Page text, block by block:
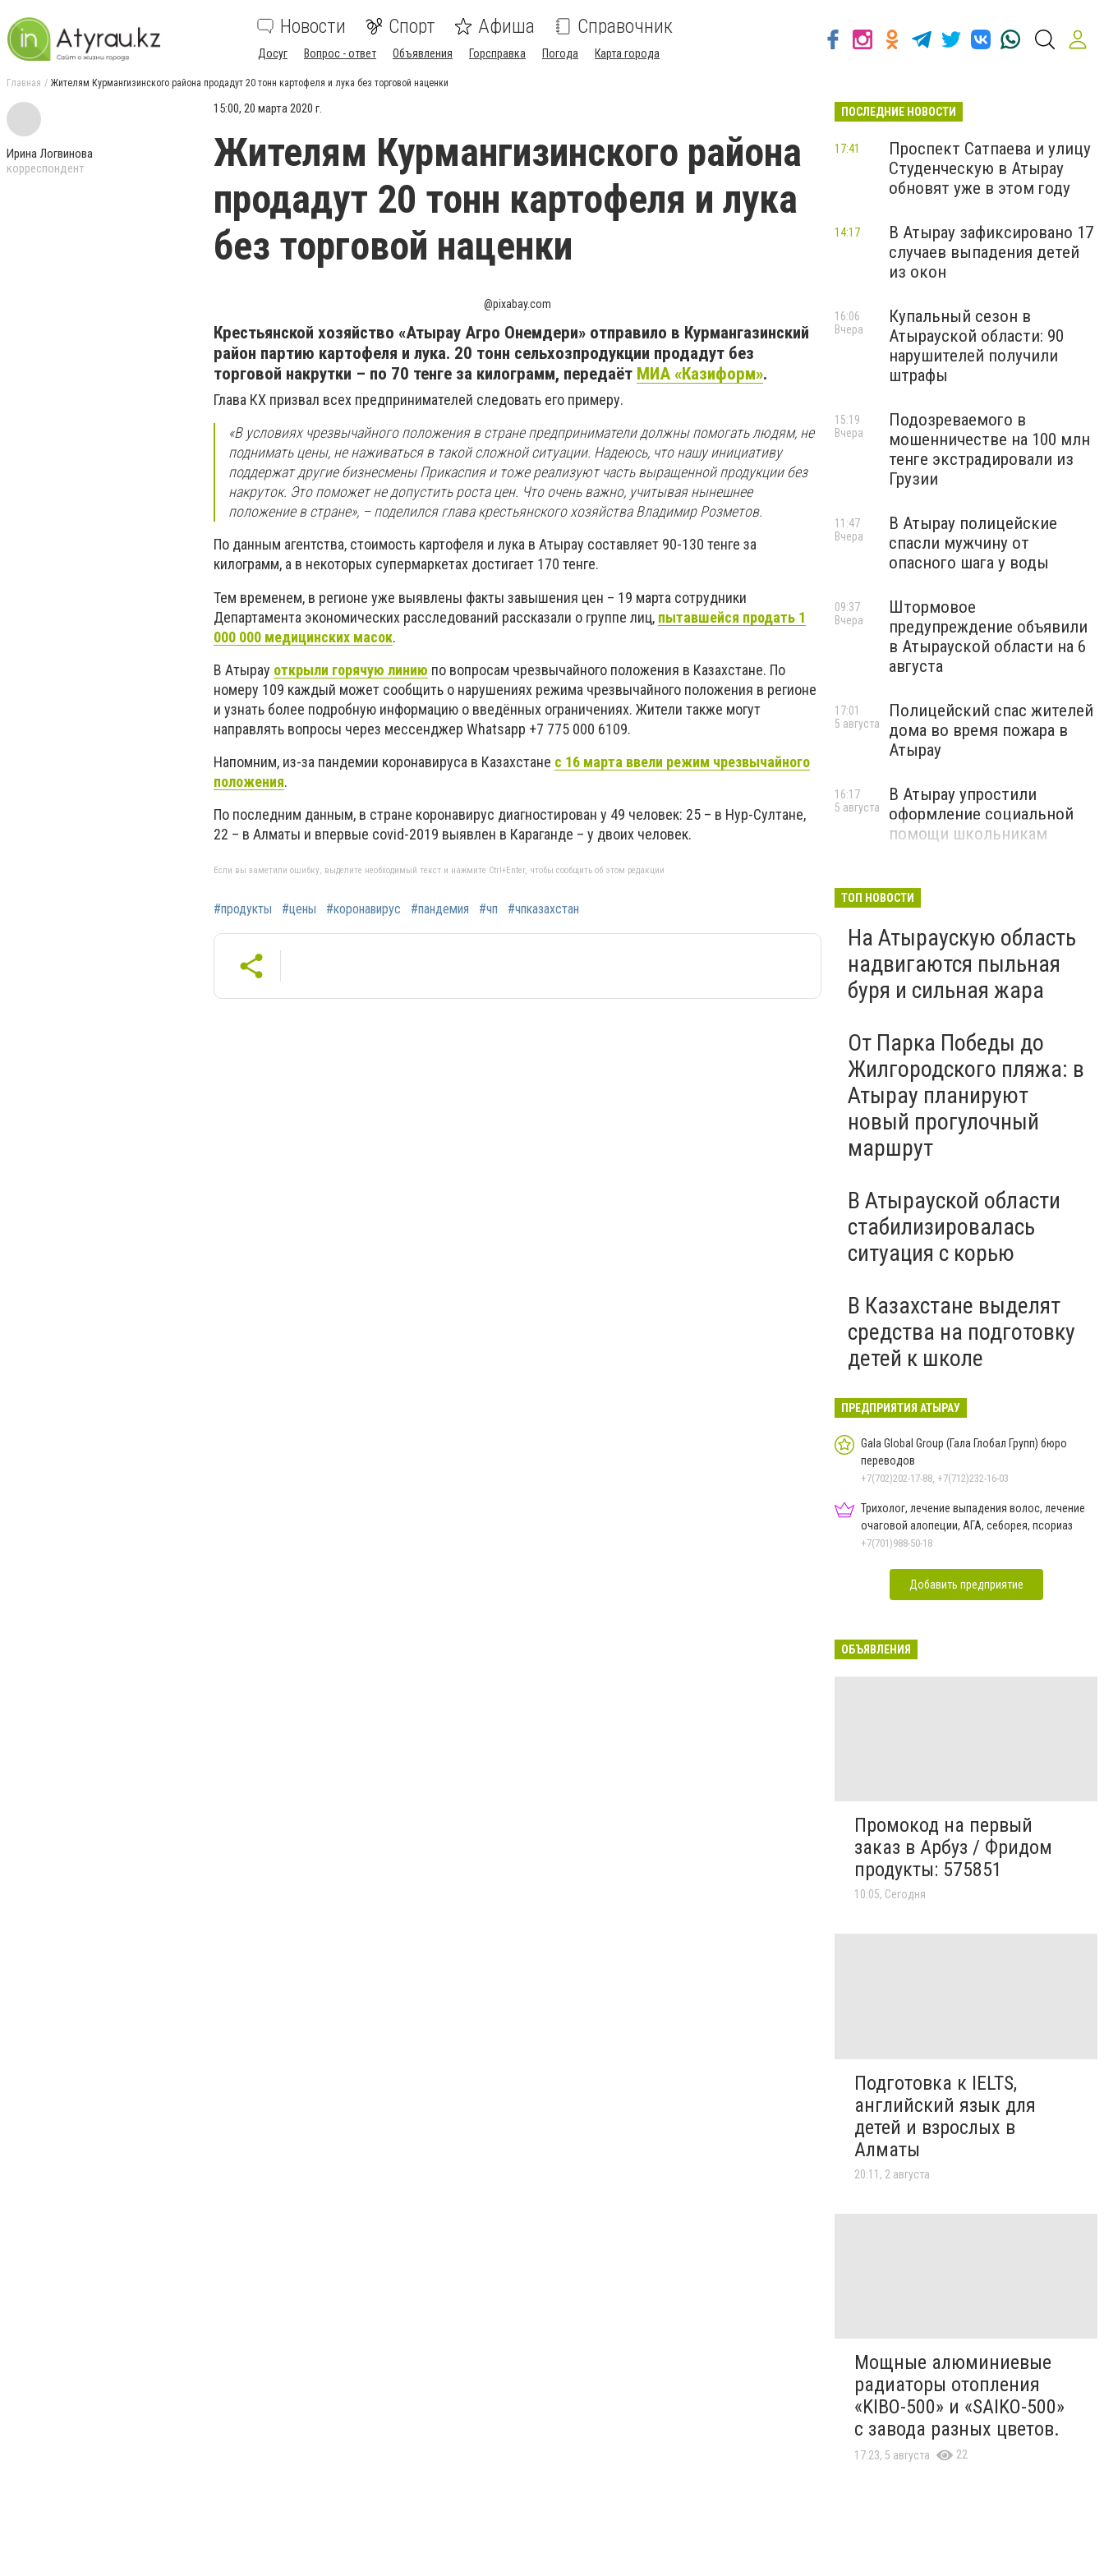
Новости Спорт Афиша Справочник
Досуг Вопрос - ответ Объявления Горсправка Погода Карта города
Главная Жителям Курмангизинского района продадут 20 тонн картофеля и лука без торговой наценки
Ирина Логвинова
корреспондент
15:00, 20 марта 2020 г.
Жителям Курмангизинского района
продадут 20 тонн картофеля и лука
без торговой наценки
@pixabay.com
Крестьянской хозяйство «Атырау Агро Онемдери» отправило в Курмангазинский
район партию картофеля и лука. 20 тонн сельхозпродукции продадут без
торговой накрутки – по 70 тенге за килограмм, передаёт МИА «Казиформ».
Глава КХ призвал всех предпринимателей следовать его примеру.
«В условиях чрезвычайного положения в стране предприниматели должны помогать людям, не
поднимать цены, не наживаться в такой сложной ситуации. Надеюсь, что нашу инициативу
поддержат другие бизнесмены Прикаспия и тоже реализуют часть выращенной продукции без
накруток. Это поможет не допустить роста цен. Что очень важно, учитывая нынешнее
положение в стране», – поделился глава крестьянского хозяйства Владимир Розметов.
По данным агентства, стоимость картофеля и лука в Атырау составляет 90-130 тенге за
килограмм, а в некоторых супермаркетах достигает 170 тенге.
Тем временем, в регионе уже выявлены факты завышения цен – 19 марта сотрудники
Департамента экономических расследований рассказали о группе лиц, пытавшейся продать 1
000 000 медицинских масок.
В Атырау открыли горячую линию по вопросам чрезвычайного положения в Казахстане. По
номеру 109 каждый может сообщить о нарушениях режима чрезвычайного положения в регионе
и узнать более подробную информацию о введённых ограничениях. Жители также могут
направлять вопросы через мессенджер Whatsapp +7 775 000 6109.
Напомним, из-за пандемии коронавируса в Казахстане с 16 марта ввели режим чрезвычайного
положения.
По последним данным, в стране коронавирус диагностирован у 49 человек: 25 – в Нур-Султане,
22 – в Алматы и впервые covid-2019 выявлен в Караганде – у двоих человек.
Если вы заметили ошибку, выделите необходимый текст и нажмите Ctrl+Enter, чтобы сообщить об этом редакции
#продукты #цены #коронавирус #пандемия #чп #чпказахстан
ПОСЛЕДНИЕ НОВОСТИ
Проспект Сатпаева и улицу
Студенческую в Атырау
обновят уже в этом году
17:41
В Атырау зафиксировано 17
случаев выпадения детей
из окон
14:17
Купальный сезон в
Атырауской области: 90
нарушителей получили
штрафы
16:06
Вчера
Подозреваемого в
мошенничестве на 100 млн
тенге экстрадировали из
Грузии
15:19
Вчера
В Атырау полицейские
спасли мужчину от
опасного шага у воды
11:47
Вчера
Штормовое
предупреждение объявили
в Атырауской области на 6
августа
09:37
Вчера
Полицейский спас жителей
дома во время пожара в
Атырау
17:01
5 августа
В Атырау упростили
оформление социальной
помощи школьникам
16:17
5 августа
ТОП НОВОСТИ
На Атыраускую область
надвигаются пыльная
буря и сильная жара
От Парка Победы до
Жилгородского пляжа: в
Атырау планируют
новый прогулочный
маршрут
В Атырауской области
стабилизировалась
ситуация с корью
В Казахстане выделят
средства на подготовку
детей к школе
ПРЕДПРИЯТИЯ АТЫРАУ
Gala Global Group (Гала Глобал Групп) бюро
переводов
+7(702)202-17-88, +7(712)232-16-03
Трихолог, лечение выпадения волос, лечение
очаговой алопеции, АГА, себорея, псориаз
+7(701)988-50-18
Добавить предприятие
ОБЪЯВЛЕНИЯ
Промокод на первый
заказ в Арбуз / Фридом
продукты: 575851
10:05, Сегодня
Подготовка к IELTS,
английский язык для
детей и взрослых в
Алматы
20:11, 2 августа
Мощные алюминиевые
радиаторы отопления
«KIBO-500» и «SAIKO-500»
с завода разных цветов.
17:23, 5 августа 22